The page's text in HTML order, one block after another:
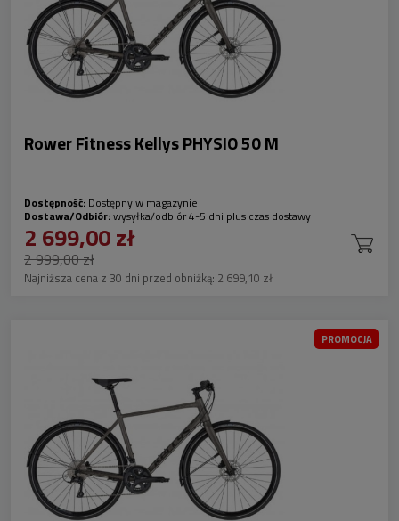
Rower Fitness Kellys PHYSIO 50 M
Dostępność: Dostępny w magazynie
Dostawa/Odbiór:wysyłka/odbiór 4-5 dni plus czas dostawy
2 699,00 zł
2 999,00 zł
Najniższa cena z 30 dni przed obniżką: 2 699,10 zł
PROMOCJA